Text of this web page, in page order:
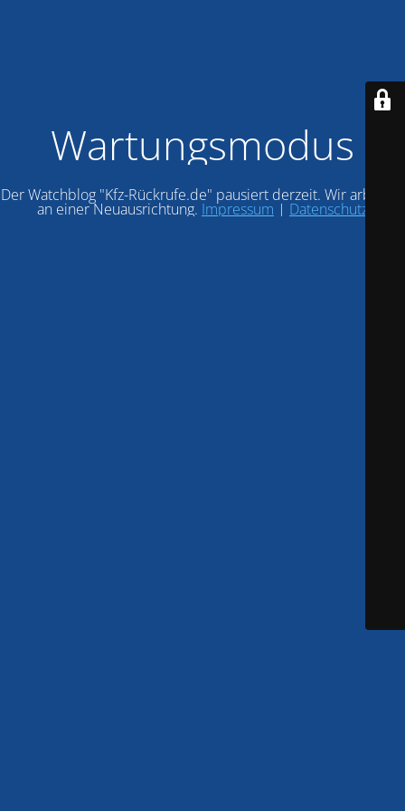
Wartungsmodus
Der Watchblog "Kfz-Rückrufe.de" pausiert derzeit. Wir arbeiten
an einer Neuausrichtung. Impressum | Datenschutz